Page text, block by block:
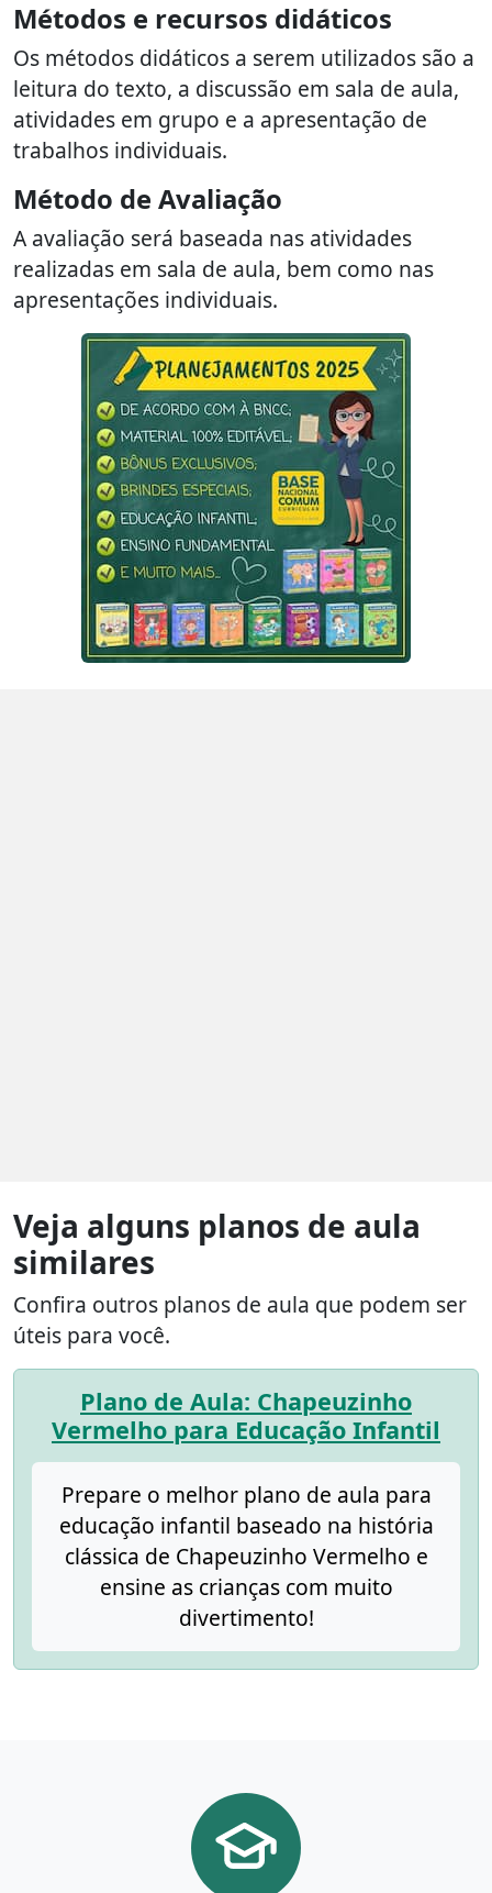
Métodos e recursos didáticos
Os métodos didáticos a serem utilizados são a
leitura do texto, a discussão em sala de aula,
atividades em grupo e a apresentação de
trabalhos individuais.
Método de Avaliação
A avaliação será baseada nas atividades
realizadas em sala de aula, bem como nas
apresentações individuais.
Veja alguns planos de aula
similares
Confira outros planos de aula que podem ser
úteis para você.
Plano de Aula: Chapeuzinho
Vermelho para Educação Infantil
Prepare o melhor plano de aula para
educação infantil baseado na história
clássica de Chapeuzinho Vermelho e
ensine as crianças com muito
divertimento!